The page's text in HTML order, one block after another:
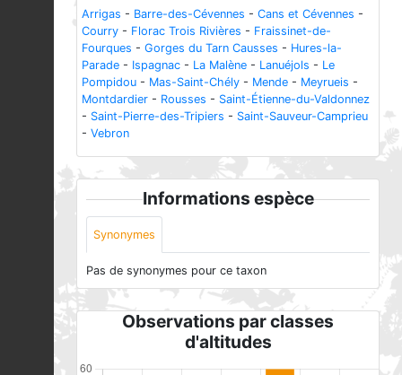
Arrigas - Barre-des-Cévennes - Cans et Cévennes -
Courry - Florac Trois Rivières - Fraissinet-de-
Fourques - Gorges du Tarn Causses - Hures-la-
Parade - Ispagnac - La Malène - Lanuéjols - Le
Pompidou - Mas-Saint-Chély - Mende - Meyrueis -
Montdardier - Rousses - Saint-Étienne-du-Valdonnez
- Saint-Pierre-des-Tripiers - Saint-Sauveur-Camprieu
- Vebron
Informations espèce
Synonymes
Pas de synonymes pour ce taxon
Observations par classes
d'altitudes